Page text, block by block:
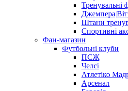
Тренувальні
Штани
Спортивні
Фан-магазин
Футбольні клуби
ПСЖ
Челсі
Атлетіко
Арсенал